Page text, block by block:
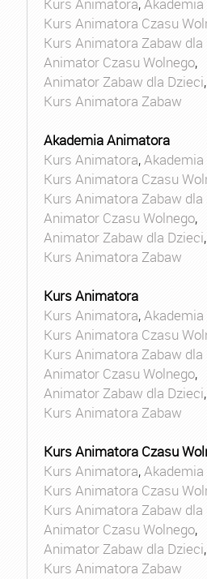
Kurs Animatora,
Kurs Animatora Czasu
Kurs Animatora Zabaw dla
Animator Czasu Wolnego,
Animator Zabaw dla Dzieci,
Kurs Animatora Zabaw
Akademia Animatora
Kurs Animatora,
Kurs Animatora Czasu
Kurs Animatora Zabaw dla
Animator Czasu Wolnego,
Animator Zabaw dla Dzieci,
Kurs Animatora Zabaw
Kurs Animatora
Kurs Animatora,
Kurs Animatora Czasu
Kurs Animatora Zabaw dla
Animator Czasu Wolnego,
Animator Zabaw dla Dzieci,
Kurs Animatora Zabaw
Kurs Animatora Czasu
Kurs Animatora,
Kurs Animatora Czasu
Kurs Animatora Zabaw dla
Animator Czasu Wolnego,
Animator Zabaw dla Dzieci,
Kurs Animatora Zabaw